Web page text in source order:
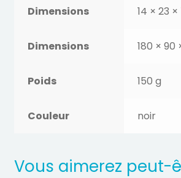
Dimensions 14 × 23
Dimensions 180 × 90
Poids 150 g
Couleur noir
Vous aimerez peut-